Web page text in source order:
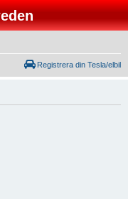
Registrera din Tesla/elbil